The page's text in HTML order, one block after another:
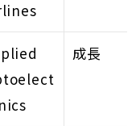
成長